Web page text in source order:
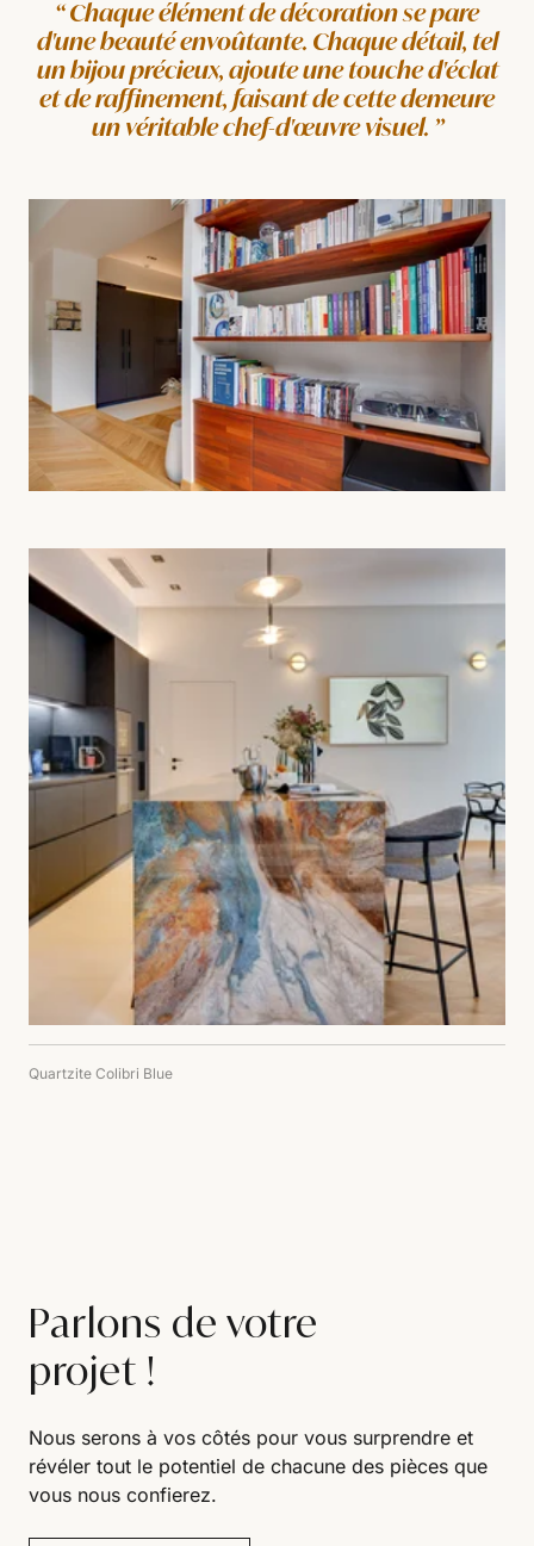
Chaque élément de décoration se pare
d'une beauté envoûtante. Chaque détail, tel
un bijou précieux, ajoute une touche d'éclat
et de raffinement, faisant de cette demeure
un véritable chef-d'œuvre visuel.
Quartzite Colibri Blue
Parlons de votre
projet !
Nous serons à vos côtés pour vous surprendre et
révéler tout le potentiel de chacune des pièces que
vous nous confierez.